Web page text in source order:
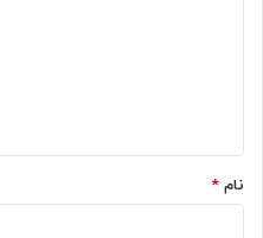
نام *